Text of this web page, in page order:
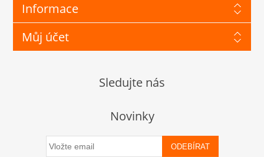
Informace
Můj účet
Sledujte nás
Novinky
ODEBÍRAT